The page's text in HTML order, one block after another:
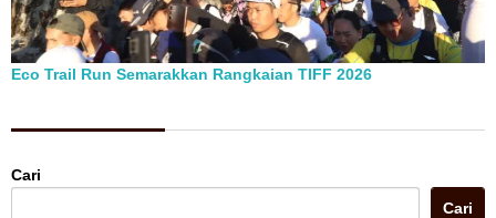
Eco Trail Run Semarakkan Rangkaian TIFF 2026
Cari
Cari